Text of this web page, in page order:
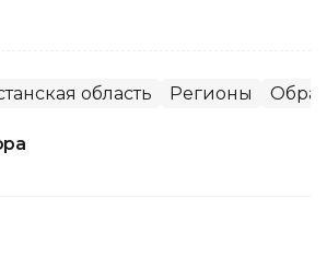
область Регионы